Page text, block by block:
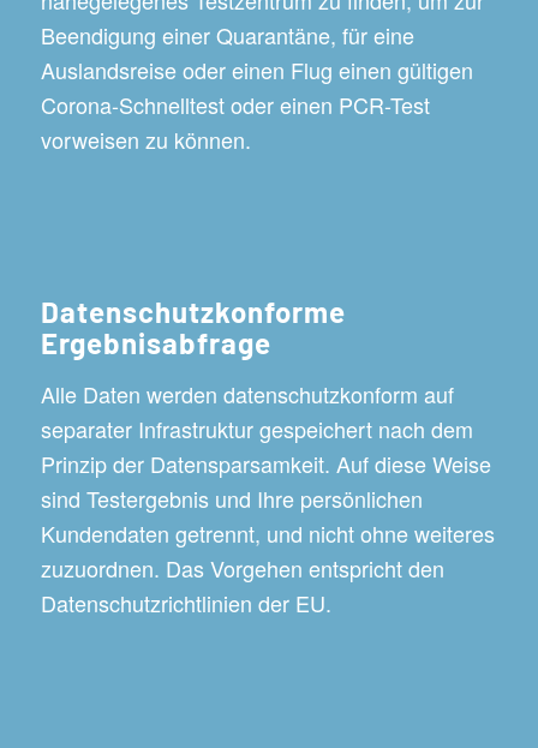
Beendigung einer Quarantäne, für eine
Auslandsreise oder einen Flug einen gültigen
Corona-Schnelltest oder einen PCR-Test
vorweisen zu können.
Datenschutzkonforme
Ergebnisabfrage
Alle Daten werden datenschutzkonform auf
separater Infrastruktur gespeichert nach dem
Prinzip der Datensparsamkeit. Auf diese Weise
sind Testergebnis und Ihre persönlichen
Kundendaten getrennt, und nicht ohne weiteres
zuzuordnen. Das Vorgehen entspricht den
Datenschutzrichtlinien der EU.